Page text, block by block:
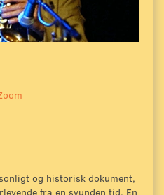
og historisk dokument,
fra en svunden tid. En